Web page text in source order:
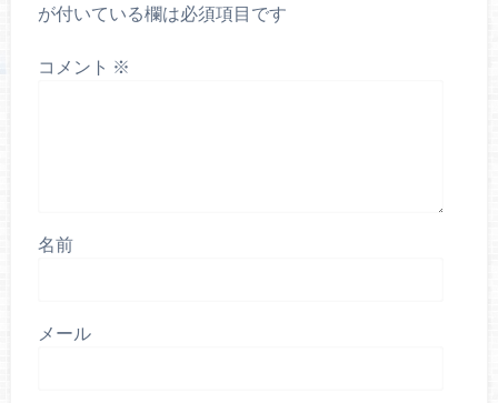
が付いている欄は必須項目です
コメント ※
名前
メール